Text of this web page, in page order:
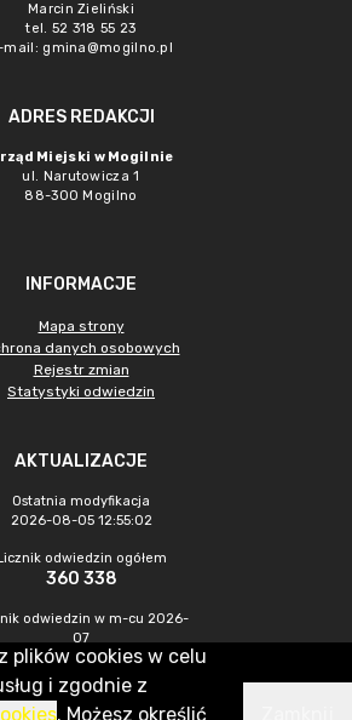
Marcin Zieliński
tel. 52 318 55 23
mail: gmina@mogilno.pl
ADRES REDAKCJI
Miejski w Mogilnie
ul. Narutowicza 1
88-300 Mogilno
INFORMACJE
Mapa strony
danych osobowych
Rejestr zmian
Statystyki odwiedzin
AKTUALIZACJE
Ostatnia modyfikacja
2026-08-05 12:55:02
odwiedzin ogółem
360 338
odwiedzin w m-cu 2026-
07
983
plików cookies w celu
i zgodnie z
. Możesz określić